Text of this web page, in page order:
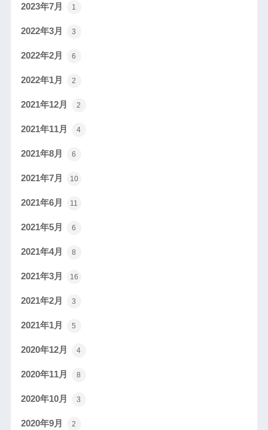
2023年7月 1
2022年3月 3
2022年2月 6
2022年1月 2
2021年12月 2
2021年11月 4
2021年8月 6
2021年7月 10
2021年6月 11
2021年5月 6
2021年4月 8
2021年3月 16
2021年2月 3
2021年1月 5
2020年12月 4
2020年11月 8
2020年10月 3
2020年9月 2